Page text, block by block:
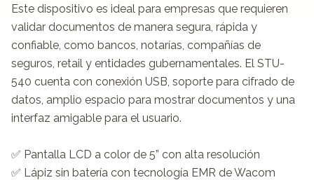
Este dispositivo es ideal para empresas que requieren
validar documentos de manera segura, rápida y
confiable, como bancos, notarías, compañías de
seguros, retail y entidades gubernamentales. El STU-
540 cuenta con conexión USB, soporte para cifrado de
datos, amplio espacio para mostrar documentos y una
interfaz amigable para el usuario.
✅ Pantalla LCD a color de 5” con alta resolución
✅ Lápiz sin batería con tecnología EMR de Wacom